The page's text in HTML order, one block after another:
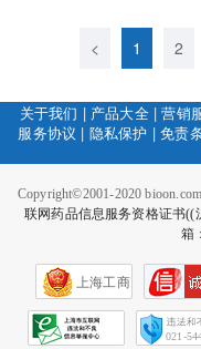
< 1 2
关于我们 | 产品大全|营销
服务协议 | 隐私保护 |免责
Copyright©2001-2020
联网药品信息服务资格证书((
箱
上海工商
021-